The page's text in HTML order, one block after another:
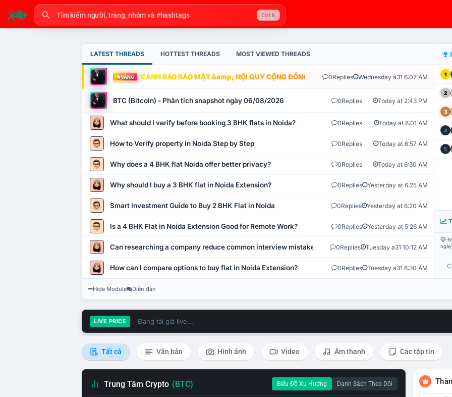
Ctrl K
LATEST THREADS HOTTEST THREADS MOST VIEWED THREADS
VÀNG CẢNH BÁO BẢO MẬT &amp; NỘI QUY CỘNG ĐỒNG VLIKE.VN: HỆ THỐNG GIÁM SÁT TỰ
0Replies Wednesday a31 6:07 AM
BTC (Bitcoin) - Phân tích snapshot ngày 06/08/2026 0Replies Today at 2:43 PM
What should I verify before booking 3 BHK flats in Noida? 0Replies Today at 8:01 AM
How to Verify property in Noida Step by Step 0Replies Today at 6:57 AM
Why does a 4 BHK flat Noida offer better privacy? 0Replies Today at 6:30 AM
Why should I buy a 3 BHK flat in Noida Extension? 0Replies Yesterday at 6:25 AM
Smart Investment Guide to Buy 2 BHK Flat in Noida 0Replies Yesterday at 6:20 AM
Is a 4 BHK Flat in Noida Extension Good for Remote Work? 0Replies Yesterday at 5:26 AM
Can researching a company reduce common interview mistakes? 0Replies Tuesday a31 10:12 AM
How can I compare options to buy flat in Noida Extension? 0Replies Tuesday a31 6:30 AM
1
2
3
4
5
Hide Module Diễn đàn
LIVE PRICE Đang tải giá live...
Tất cả Văn bản Hình ảnh Video Âm thanh Các tập tin
Trung Tâm Crypto (BTC) Biểu Đồ Xu Hướng Danh Sách Theo Dõi